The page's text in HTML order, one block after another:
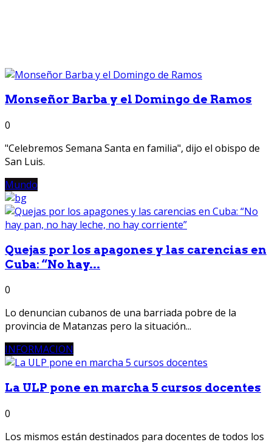
Monseñor Barba y el Domingo de Ramos
0
"Celebremos Semana Santa en familia", dijo el obispo de
San Luis.
Mundo
Quejas por los apagones y las carencias en
Cuba: “No hay...
0
Lo denuncian cubanos de una barriada pobre de la
provincia de Matanzas pero la situación...
INFORMACION
La ULP pone en marcha 5 cursos docentes
0
Los mismos están destinados para docentes de todos los